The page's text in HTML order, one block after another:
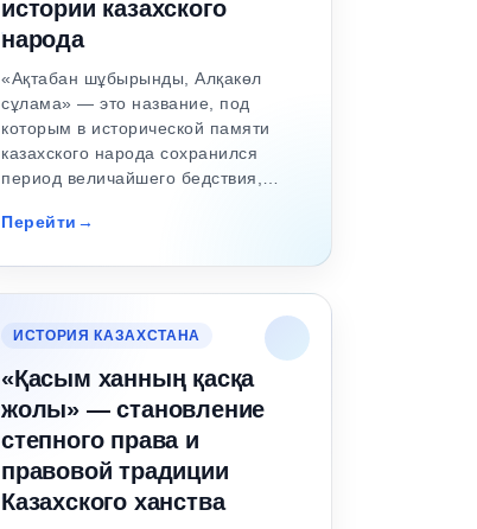
истории казахского
народа
«Ақтабан шұбырынды, Алқакөл
сұлама» — это название, под
которым в исторической памяти
казахского народа сохранился
период величайшего бедствия,…
Перейти
ИСТОРИЯ КАЗАХСТАНА
«Қасым ханның қасқа
жолы» — становление
степного права и
правовой традиции
Казахского ханства